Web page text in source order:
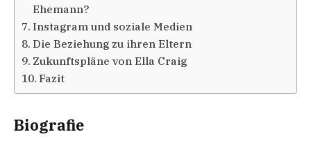
Ehemann?
Instagram und soziale Medien
Die Beziehung zu ihren Eltern
Zukunftspläne von Ella Craig
Fazit
Biografie